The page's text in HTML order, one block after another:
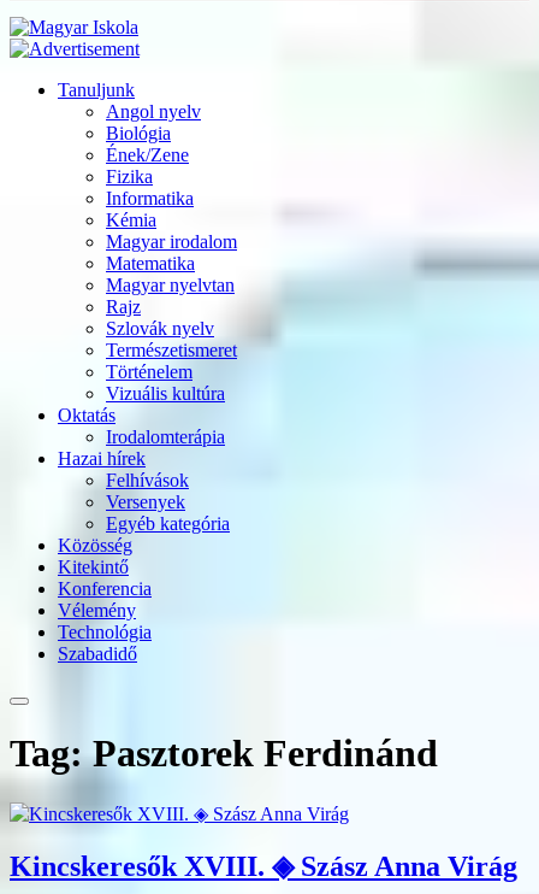
Tanuljunk
Angol nyelv
Biológia
Ének/Zene
Fizika
Informatika
Kémia
Magyar irodalom
Matematika
Magyar nyelvtan
Rajz
Szlovák nyelv
Természetismeret
Történelem
Vizuális kultúra
Oktatás
Irodalomterápia
Hazai hírek
Felhívások
Versenyek
Egyéb kategória
Közösség
Kitekintő
Konferencia
Vélemény
Technológia
Szabadidő
Tag: Pasztorek Ferdinánd
Kincskeresők XVIII. ◈ Szász Anna Virág